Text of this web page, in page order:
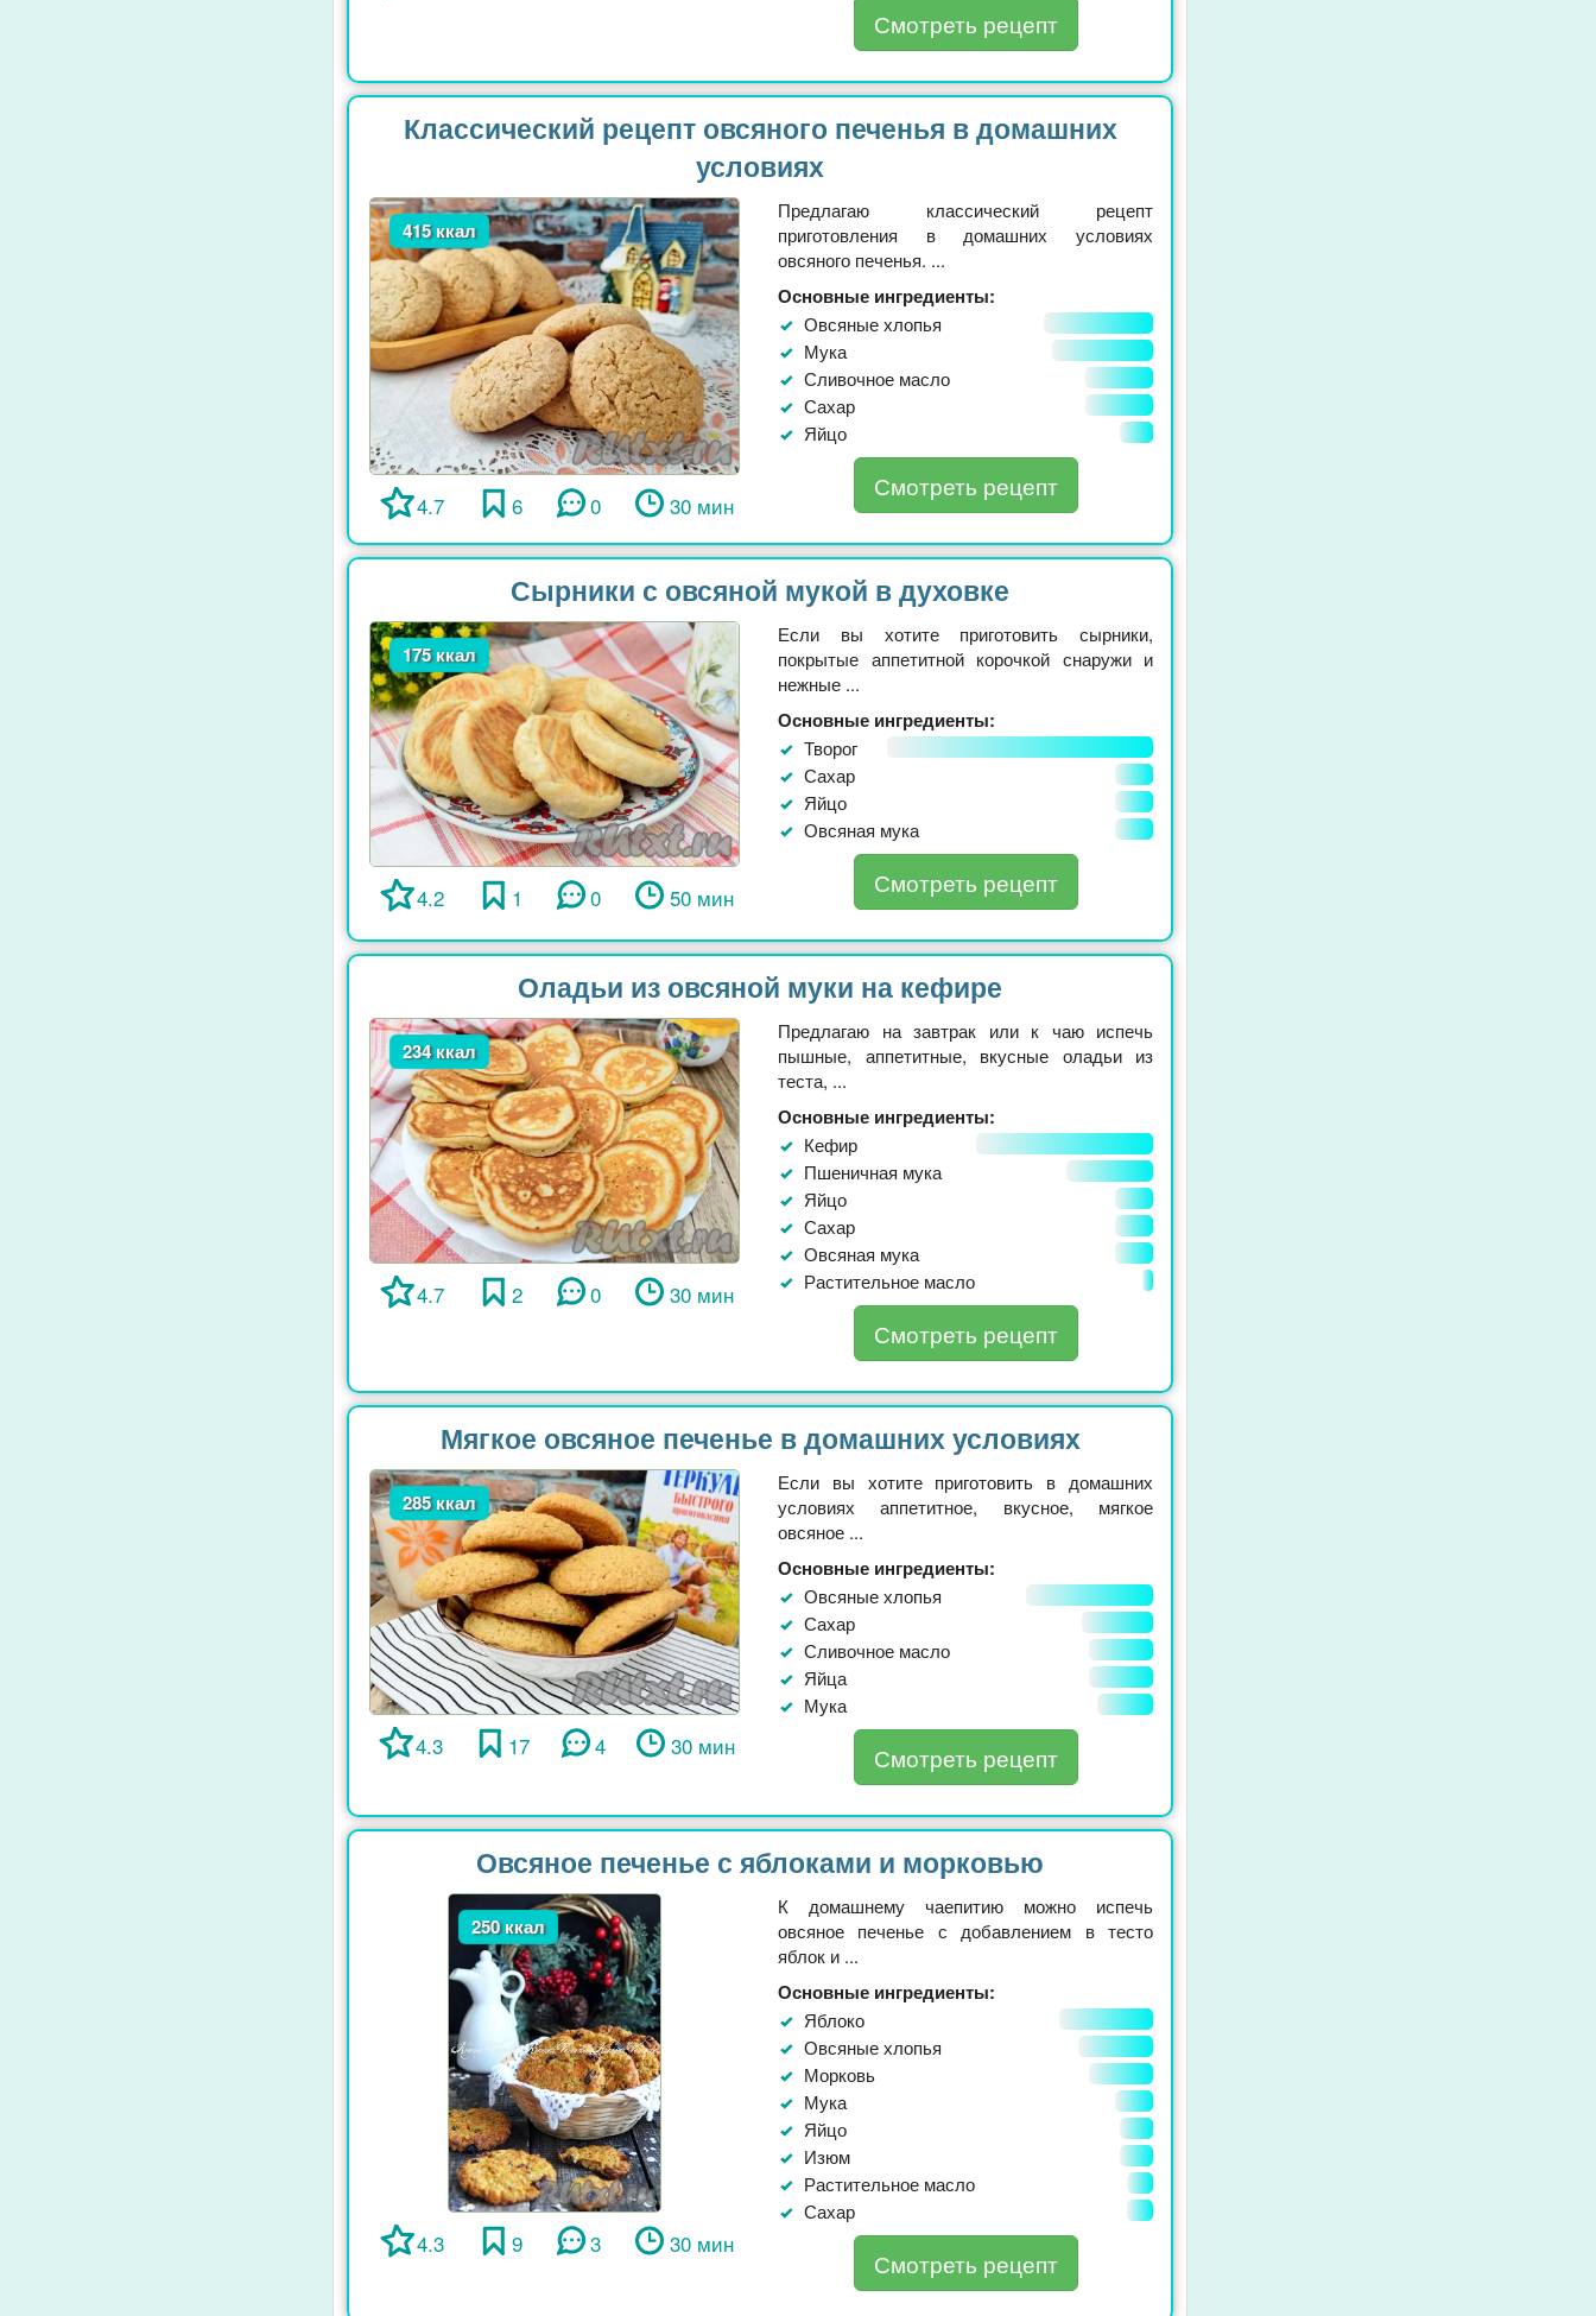
Смотреть рецепт
Классический рецепт овсяного печенья в домашних
условиях
415 ккал
4.7 6 0 30 мин
Предлагаю классический рецепт
приготовления в домашних условиях
овсяного печенья. ...
Основные ингредиенты:
Овсяные хлопья
Мука
Сливочное масло
Сахар
Яйцо
Смотреть рецепт
Сырники с овсяной мукой в духовке
175 ккал
4.2 1 0 50 мин
Если вы хотите приготовить сырники,
покрытые аппетитной корочкой снаружи и
нежные ...
Основные ингредиенты:
Творог
Сахар
Яйцо
Овсяная мука
Смотреть рецепт
Оладьи из овсяной муки на кефире
234 ккал
4.7 2 0 30 мин
Предлагаю на завтрак или к чаю испечь
пышные, аппетитные, вкусные оладьи из
теста, ...
Основные ингредиенты:
Кефир
Пшеничная мука
Яйцо
Сахар
Овсяная мука
Растительное масло
Смотреть рецепт
Мягкое овсяное печенье в домашних условиях
285 ккал
4.3 17 4 30 мин
Если вы хотите приготовить в домашних
условиях аппетитное, вкусное, мягкое
овсяное ...
Основные ингредиенты:
Овсяные хлопья
Сахар
Сливочное масло
Яйца
Мука
Смотреть рецепт
Овсяное печенье с яблоками и морковью
250 ккал
4.3 9 3 30 мин
К домашнему чаепитию можно испечь
овсяное печенье с добавлением в тесто
яблок и ...
Основные ингредиенты:
Яблоко
Овсяные хлопья
Морковь
Мука
Яйцо
Изюм
Растительное масло
Сахар
Смотреть рецепт